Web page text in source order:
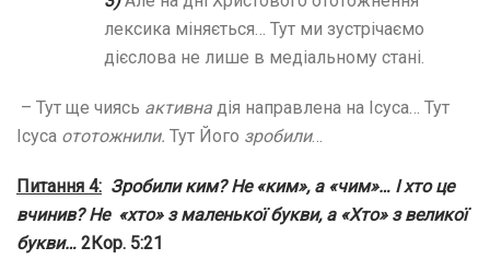
лексика міняється… Тут ми зустрічаємо
дієслова не лише в медіальному стані.
– Тут ще чиясь активна дія направлена на Ісуса… Тут
Ісуса ототожнили. Тут Його зробили…
Питання 4: Зробили ким? Не «ким», а «чим»… І хто це
вчинив? Не «хто» з маленької букви, а «Хто» з великої
букви… 2Кор. 5:21